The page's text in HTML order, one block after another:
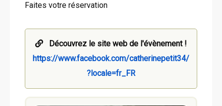
Faites votre réservation
Découvrez le site web de l'évènement !
https://www.facebook.com/catherinepetit34/
?locale=fr_FR